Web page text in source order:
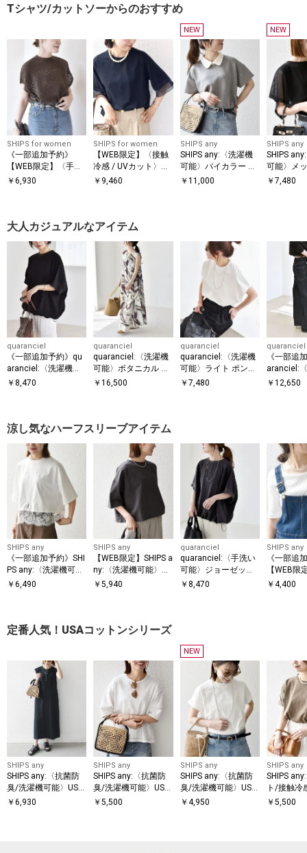
Tシャツ/カットソーからのおすすめ
SHIPS for women
《一部追加予約》
【WEB限定】〈手洗
い可能〉アイレット
￥ 6,930
SHIPS for women
【WEB限定】〈接触
冷感 / UVカット〉シ
アー オーガンジー コ
￥ 9,460
NEW
SHIPS any
SHIPS any:〈洗濯機
可能〉バイカラー シ
ョートスリーブ プル
￥ 11,000
NEW
SHIPS any
SHIPS
可能〉メ
ー ハンカ
￥7,480
大人カジュアルなアイテム
quaranciel
《一部追加予約》qu
aranciel:〈洗濯機可
能〉ライト ポンチ ハ
￥ 8,470
quaranciel
quaranciel:〈洗濯機
可能〉ボタニカル プ
リント クルーネック
￥16,500
quaranciel
quaranciel:〈洗濯機
可能〉ライト ポンチ
コンパクト フレンチ
￥ 7,480
quaranciel
《一部追
aranciel:
能〉ハイ
￥12,650
涼し気なハーフスリーブアイテム
SHIPS any
《一部追加予約》SHI
PS any:〈洗濯機可
能〉ジップ レース ヘ
￥ 6,490
SHIPS any
【WEB限定】SHIPS a
ny:〈洗濯機可能〉イ
ンレイ ハーフスリー
￥5,940
quaranciel
quaranciel:〈手洗い
可能〉ジョーゼット
ハーフスリーブ ドロ
￥ 8,470
SHIPS any
《一部追
【WEB限
ny:〈洗濯
￥4,400
定番人気！USAコットンシリーズ
SHIPS any
SHIPS any:〈抗菌防
臭/洗濯機可能〉USA
コットン ヘンリーネ
￥ 6,930
SHIPS any
SHIPS any:〈抗菌防
臭/洗濯機可能〉USA
コットン 配色 ステッ
￥5,500
NEW
SHIPS any
SHIPS any:〈抗菌防
臭/洗濯機可能〉USA
コットン フレンチス
￥ 4,950
SHIPS any
SHIPS
ト/接触冷
乾/洗濯機
￥5,500